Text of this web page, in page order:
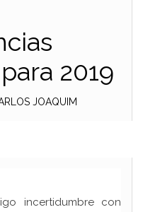
2019
JOAQUIM
incertidumbre con